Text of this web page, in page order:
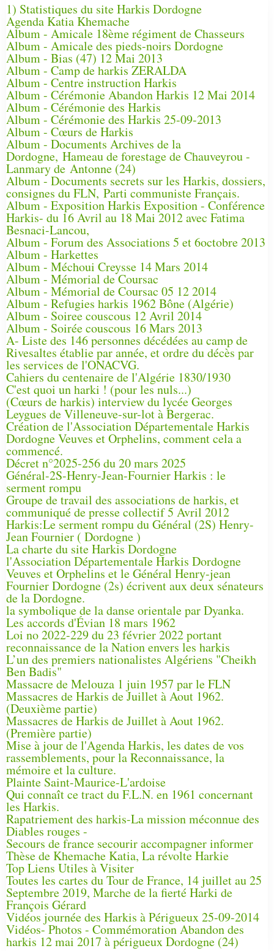
1) Statistiques du site Harkis Dordogne
Agenda Katia Khemache
Album - Amicale 18ème régiment de Chasseurs
Album - Amicale des pieds-noirs Dordogne
Album - Bias (47) 12 Mai 2013
Album - Camp de harkis ZERALDA
Album - Centre instruction Harkis
Album - Cérémonie Abandon Harkis 12 Mai 2014
Album - Cérémonie des Harkis
Album - Cérémonie des Harkis 25-09-2013
Album - Cœurs de Harkis
Album - Documents Archives de la
Dordogne, Hameau de forestage de Chauveyrou -
Lanmary de Antonne (24)
Album - Documents secrets sur les Harkis, dossiers,
consignes du FLN, Parti communiste Français.
Album - Exposition Harkis Exposition - Conférence
Harkis- du 16 Avril au 18 Mai 2012 avec Fatima
Besnaci-Lancou,
Album - Forum des Associations 5 et 6octobre 2013
Album - Harkettes
Album - Méchoui Creysse 14 Mars 2014
Album - Mémorial de Coursac
Album - Mémorial de Coursac 05 12 2014
Album - Refugies harkis 1962 Bône (Algérie)
Album - Soiree couscous 12 Avril 2014
Album - Soirée couscous 16 Mars 2013
A- Liste des 146 personnes décédées au camp de
Rivesaltes établie par année, et ordre du décès par
les services de l'ONACVG.
Cahiers du centenaire de l'Algérie 1830/1930
C'est quoi un harki ! (pour les nuls...)
(Cœurs de harkis) interview du lycée Georges
Leygues de Villeneuve-sur-lot à Bergerac.
Création de l'Association Départementale Harkis
Dordogne Veuves et Orphelins, comment cela a
commencé.
Décret n°2025-256 du 20 mars 2025
Général-2S-Henry-Jean-Fournier Harkis : le
serment rompu
Groupe de travail des associations de harkis, et
communiqué de presse collectif 5 Avril 2012
Harkis:Le serment rompu du Général (2S) Henry-
Jean Fournier ( Dordogne )
La charte du site Harkis Dordogne
l'Association Départementale Harkis Dordogne
Veuves et Orphelins et le Général Henry-jean
Fournier Dordogne (2s) écrivent aux deux sénateurs
de la Dordogne.
la symbolique de la danse orientale par Dyanka.
Les accords d'Évian 18 mars 1962
Loi no 2022-229 du 23 février 2022 portant
reconnaissance de la Nation envers les harkis
L’un des premiers nationalistes Algériens "Cheikh
Ben Badis"
Massacre de Melouza 1 juin 1957 par le FLN
Massacres de Harkis de Juillet à Aout 1962.
(Deuxième partie)
Massacres de Harkis de Juillet à Aout 1962.
(Première partie)
Mise à jour de l'Agenda Harkis, les dates de vos
rassemblements, pour la Reconnaissance, la
mémoire et la culture.
Plainte Saint-Maurice-L'ardoise
Qui connaît ce tract du F.L.N. en 1961 concernant
les Harkis.
Rapatriement des harkis-La mission méconnue des
Diables rouges -
Secours de france secourir accompagner informer
Thèse de Khemache Katia, La révolte Harkie
Top Liens Utiles à Visiter
Toutes les cartes du Tour de France, 14 juillet au 25
Septembre 2019, Marche de la fierté Harki de
François Gérard
Vidéos journée des Harkis à Périgueux 25-09-2014
Vidéos- Photos - Commémoration Abandon des
harkis 12 mai 2017 à périgueux Dordogne (24)